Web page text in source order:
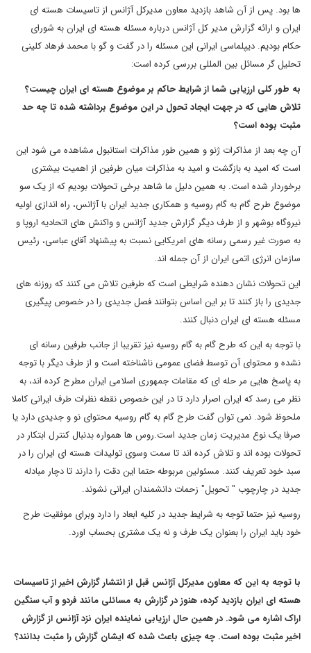
ها بود. پس از آن شاهد بازدید معاون مدیرکل آژانس از تاسیسات هسته ای
ایران و ارائه گزارش مدیر کل آژانس درباره مسئله هسته ای ایران به شورای
حکام بودیم. دیپلماسی ایرانی این مسئله را در گفت و گو با محمد فرهاد کلینی
تحلیل گر مسائل بین المللی بررسی کرده است:
به طور کلی ارزیابی شما از شرایط حاکم بر موضوع هسته ای ایران چیست؟‌
تلاش هایی که در جهت ایجاد تحول در این موضوع برداشته شده تا چه حد
مثبت بوده است؟
آن چه بعد از مذاکرات ژنو و همین طور مذاکرات استانبول مشاهده می شود این
است که امید به بازگشتو امید به مذاکرات میان طرفین از اهمیت بیشتری
برخوردار شده است. به همین دلیل ما شاهد برخی تحولات بودیم که از یک سو
موضوع طرح گام به گام روسیه و همکاری جدید ایران با آژانس، راه اندازی اولیه
نیروگاه بوشهر و از طرف دیگر گزارش جدید آژانس و واکنش های اتحادیه اروپا و
به صورت غیر رسمی رسانه های امریکایی نسبت به پیشنهاد آقای عباسی، رئیس
سازمان انرژی اتمی ایران از آن جمله اند.
این تحولات نشان دهنده شرایطی است که طرفین تلاش می کنند که روزنه های
جدیدی را باز کنند تا بر این اساس بتوانند فصل جدیدی را در خصوص پیگیری
مسئله هسته ای ایران دنبال کنند.
با توجه به این که طرح گام به گام روسیه نیز تقریبا از جانب طرفین رسانه ای
نشده و محتوای آن توسط فضای عمومی ناشناخته است و از طرف دیگر با توجه
به پاسخ هایی مر حله ای که مقامات جمهوری اسلامی ایران مطرح کرده اند،‌ به
نظر می رسد که ایران اصرار دارد تا در این خصوص نقطه نظرات طرف ایرانی کاملا
ملحوظ شود. نمی توان گفت طرح گام به گام روسیه محتوای نو و جدیدی دارد یا
صرفا یک نوع مدیریت زمان جدید است.روس ها همواره بدنبال کنترل ابتکار در
تحولات بوده اند و تلاش کرده اند تا سمت وسوی تولیدات هسته ای ایران را در
سبد خود تعریف کنند. مسئولین مربوطه حتما این دقت را دارند تا دچار مبادله
جدید در چارچوب " تحویل" زحمات دانشمندان ایرانی نشوند.
روسیه نیز حتما توجه به شرایط جدید در کلیه ابعاد را دارد وبرای موفقیت طرح
خود باید ایران را بعنوان یک طرف و نه یک مشتری بحساب اورد.
با توجه به این که معاون مدیرکل آژانس قبل از انتشار گزارش اخیر از تاسیسات
هسته ای ایران بازدید کرده، هنوز در گزارش به مسائلی مانند فردو و آب سنگین
اراک اشاره می شود. در همین حال ارزیابی نماینده ایران نزد آژانس از گزارش
اخیر مثبت بوده است. چه چیزی باعث شده که ایشان گزارش را مثبت بدانند؟